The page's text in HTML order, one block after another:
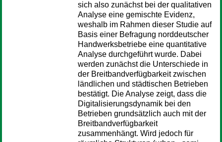
sich also zunächst bei der qualitativen
Analyse eine gemischte Evidenz,
weshalb im Rahmen dieser Studie auf
Basis einer Befragung norddeutscher
Handwerksbetriebe eine quantitative
Analyse durchgeführt wurde. Dabei
werden zunächst die Unterschiede in
der Breitbandverfügbarkeit zwischen
ländlichen und städtischen Betrieben
bestätigt. Die Analyse zeigt, dass die
Digitalisierungsdynamik bei den
Betrieben grundsätzlich auch mit der
Breitbandverfügbarkeit
zusammenhängt. Wird jedoch für